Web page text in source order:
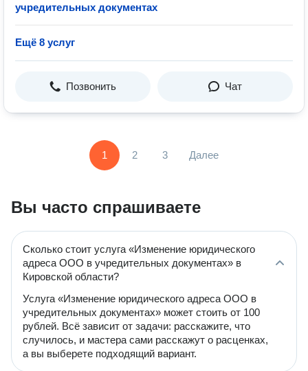
учредительных документах
Ещё 8 услуг
Позвонить Чат
1 2 3 Далее
Вы часто спрашиваете
Сколько стоит услуга «Изменение юридического
адреса ООО в учредительных документах» в
Кировской области?
Услуга «Изменение юридического адреса ООО в
учредительных документах» может стоить от 100
рублей. Всё зависит от задачи: расскажите, что
случилось, и мастера сами расскажут о расценках,
а вы выберете подходящий вариант.